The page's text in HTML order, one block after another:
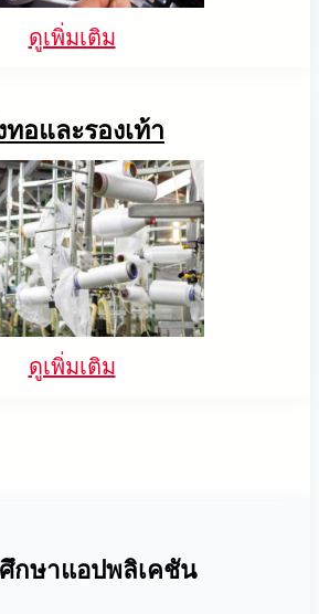
ดูเพิ่มเติม
ทอและรองเท้า
ดูเพิ่มเติม
กษาแอปพลิเคชัน